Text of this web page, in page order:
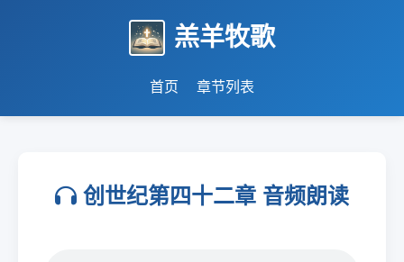
羔羊牧歌
首页 章节列表
创世纪第四十二章 音频朗读